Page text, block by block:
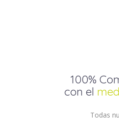
100%
con el
Todas